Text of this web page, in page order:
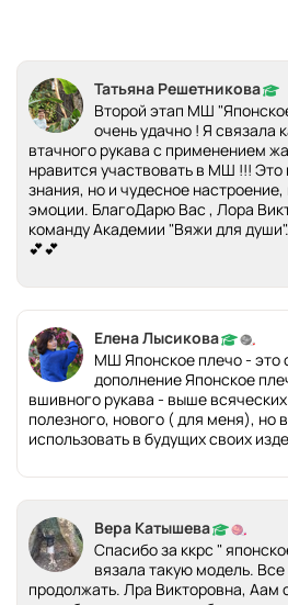
Татьяна Решетникова
Второй этап МШ
очень удачно ! Я связала
втачного рукава с применением
нравится участвовать в МШ !!! Это
знания, но и чудесное
эмоции. БлагоДарю Вас , Лора
команду Академии "Вяжи для
💕💕
Елена Лысикова
МШ Японское плечо - это
дополнение Японское
вшивного рукава - выше
полезного, нового ( для меня), но
использовать в будущих своих
Вера Катышева
Спасибо за ккрс "
вязала такую модель.
продолжать. Лра Викторовна, Аам